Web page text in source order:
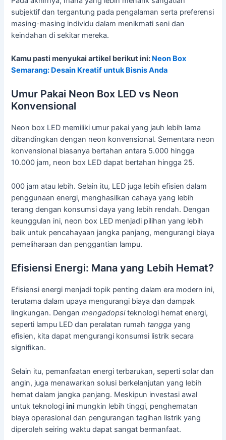
subjektif dan tergantung pada pengalaman serta preferensi
masing-masing individu dalam menikmati seni dan
keindahan di sekitar mereka.
Kamu pasti menyukai artikel berikut ini: Neon Box
Semarang: Desain Kreatif untuk Bisnis Anda
Umur Pakai Neon Box LED vs Neon
Konvensional
Neon box LED memiliki umur pakai yang jauh lebih lama
dibandingkan dengan neon konvensional. Sementara neon
konvensional biasanya bertahan antara 5.000 hingga
10.000 jam, neon box LED dapat bertahan hingga 25.
000 jam atau lebih. Selain itu, LED juga lebih efisien dalam
penggunaan energi, menghasilkan cahaya yang lebih
terang dengan konsumsi daya yang lebih rendah. Dengan
keunggulan ini, neon box LED menjadi pilihan yang lebih
baik untuk pencahayaan jangka panjang, mengurangi biaya
pemeliharaan dan penggantian lampu.
Efisiensi Energi: Mana yang Lebih Hemat?
Efisiensi energi menjadi topik penting dalam era modern ini,
terutama dalam upaya mengurangi biaya dan dampak
lingkungan. Denganmengadopsiteknologi hemat energi,
seperti lampu LED dan peralatan rumah tangga yang
efisien, kita dapat mengurangi konsumsi listrik secara
signifikan.
Selain itu, pemanfaatan energi terbarukan, seperti solar dan
angin, juga menawarkan solusi berkelanjutan yang lebih
hemat dalam jangka panjang. Meskipun investasi awal
untuk teknologiini mungkin lebih tinggi, penghematan
biaya operasional dan pengurangan tagihan listrik yang
diperoleh seiring waktu dapat sangat bermanfaat.